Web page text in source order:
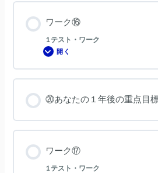
ワーク⑯
1 テスト・ワーク
開く
ワ
ク
⑯
⑳あなたの１年後の重点目
ワーク⑰
1 テスト・ワーク